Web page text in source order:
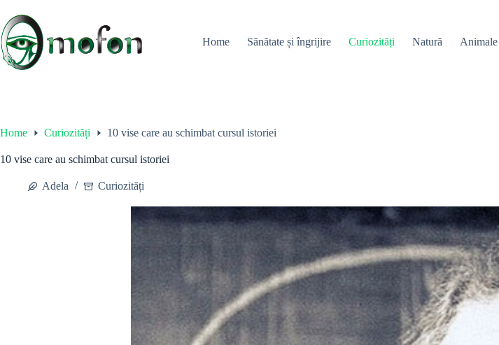
content
Home
Sănătate și îngrijire Curiozități Natură Animale
Home Curiozități 10 vise care au schimbat cursul istoriei
10 vise care au schimbat cursul istoriei
Adela Curiozități